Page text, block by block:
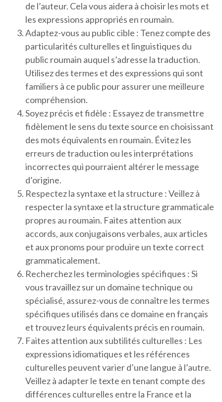
de l’auteur. Cela vous aidera à choisir les mots et
les expressions appropriés en roumain.
Adaptez-vous au public cible : Tenez compte des
particularités culturelles et linguistiques du
public roumain auquel s’adresse la traduction.
Utilisez des termes et des expressions qui sont
familiers à ce public pour assurer une meilleure
compréhension.
Soyez précis et fidèle : Essayez de transmettre
fidèlement le sens du texte source en choisissant
des mots équivalents en roumain. Évitez les
erreurs de traduction ou les interprétations
incorrectes qui pourraient altérer le message
d’origine.
Respectez la syntaxe et la structure : Veillez à
respecter la syntaxe et la structure grammaticale
propres au roumain. Faites attention aux
accords, aux conjugaisons verbales, aux articles
et aux pronoms pour produire un texte correct
grammaticalement.
Recherchez les terminologies spécifiques : Si
vous travaillez sur un domaine technique ou
spécialisé, assurez-vous de connaître les termes
spécifiques utilisés dans ce domaine en français
et trouvez leurs équivalents précis en roumain.
Faites attention aux subtilités culturelles : Les
expressions idiomatiques et les références
culturelles peuvent varier d’une langue à l’autre.
Veillez à adapter le texte en tenant compte des
différences culturelles entre la France et la